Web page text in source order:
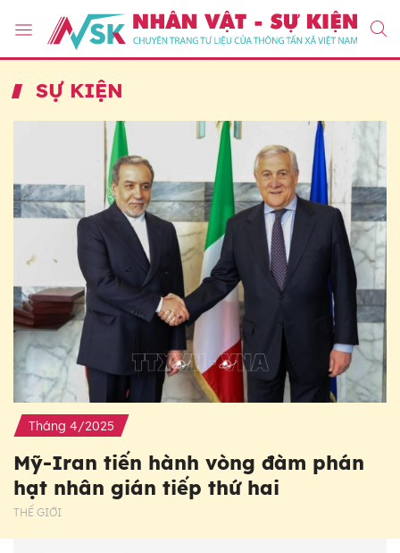
SỰ KIỆN
Tháng 4/2025
Mỹ-Iran tiến hành vòng đàm phán
hạt nhân gián tiếp thứ hai
THẾ GIỚI